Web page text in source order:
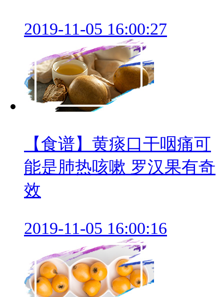
2019-11-05 16:00:27
【食谱】黄痰口干咽痛可
能是肺热咳嗽 罗汉果有奇
效
2019-11-05 16:00:16